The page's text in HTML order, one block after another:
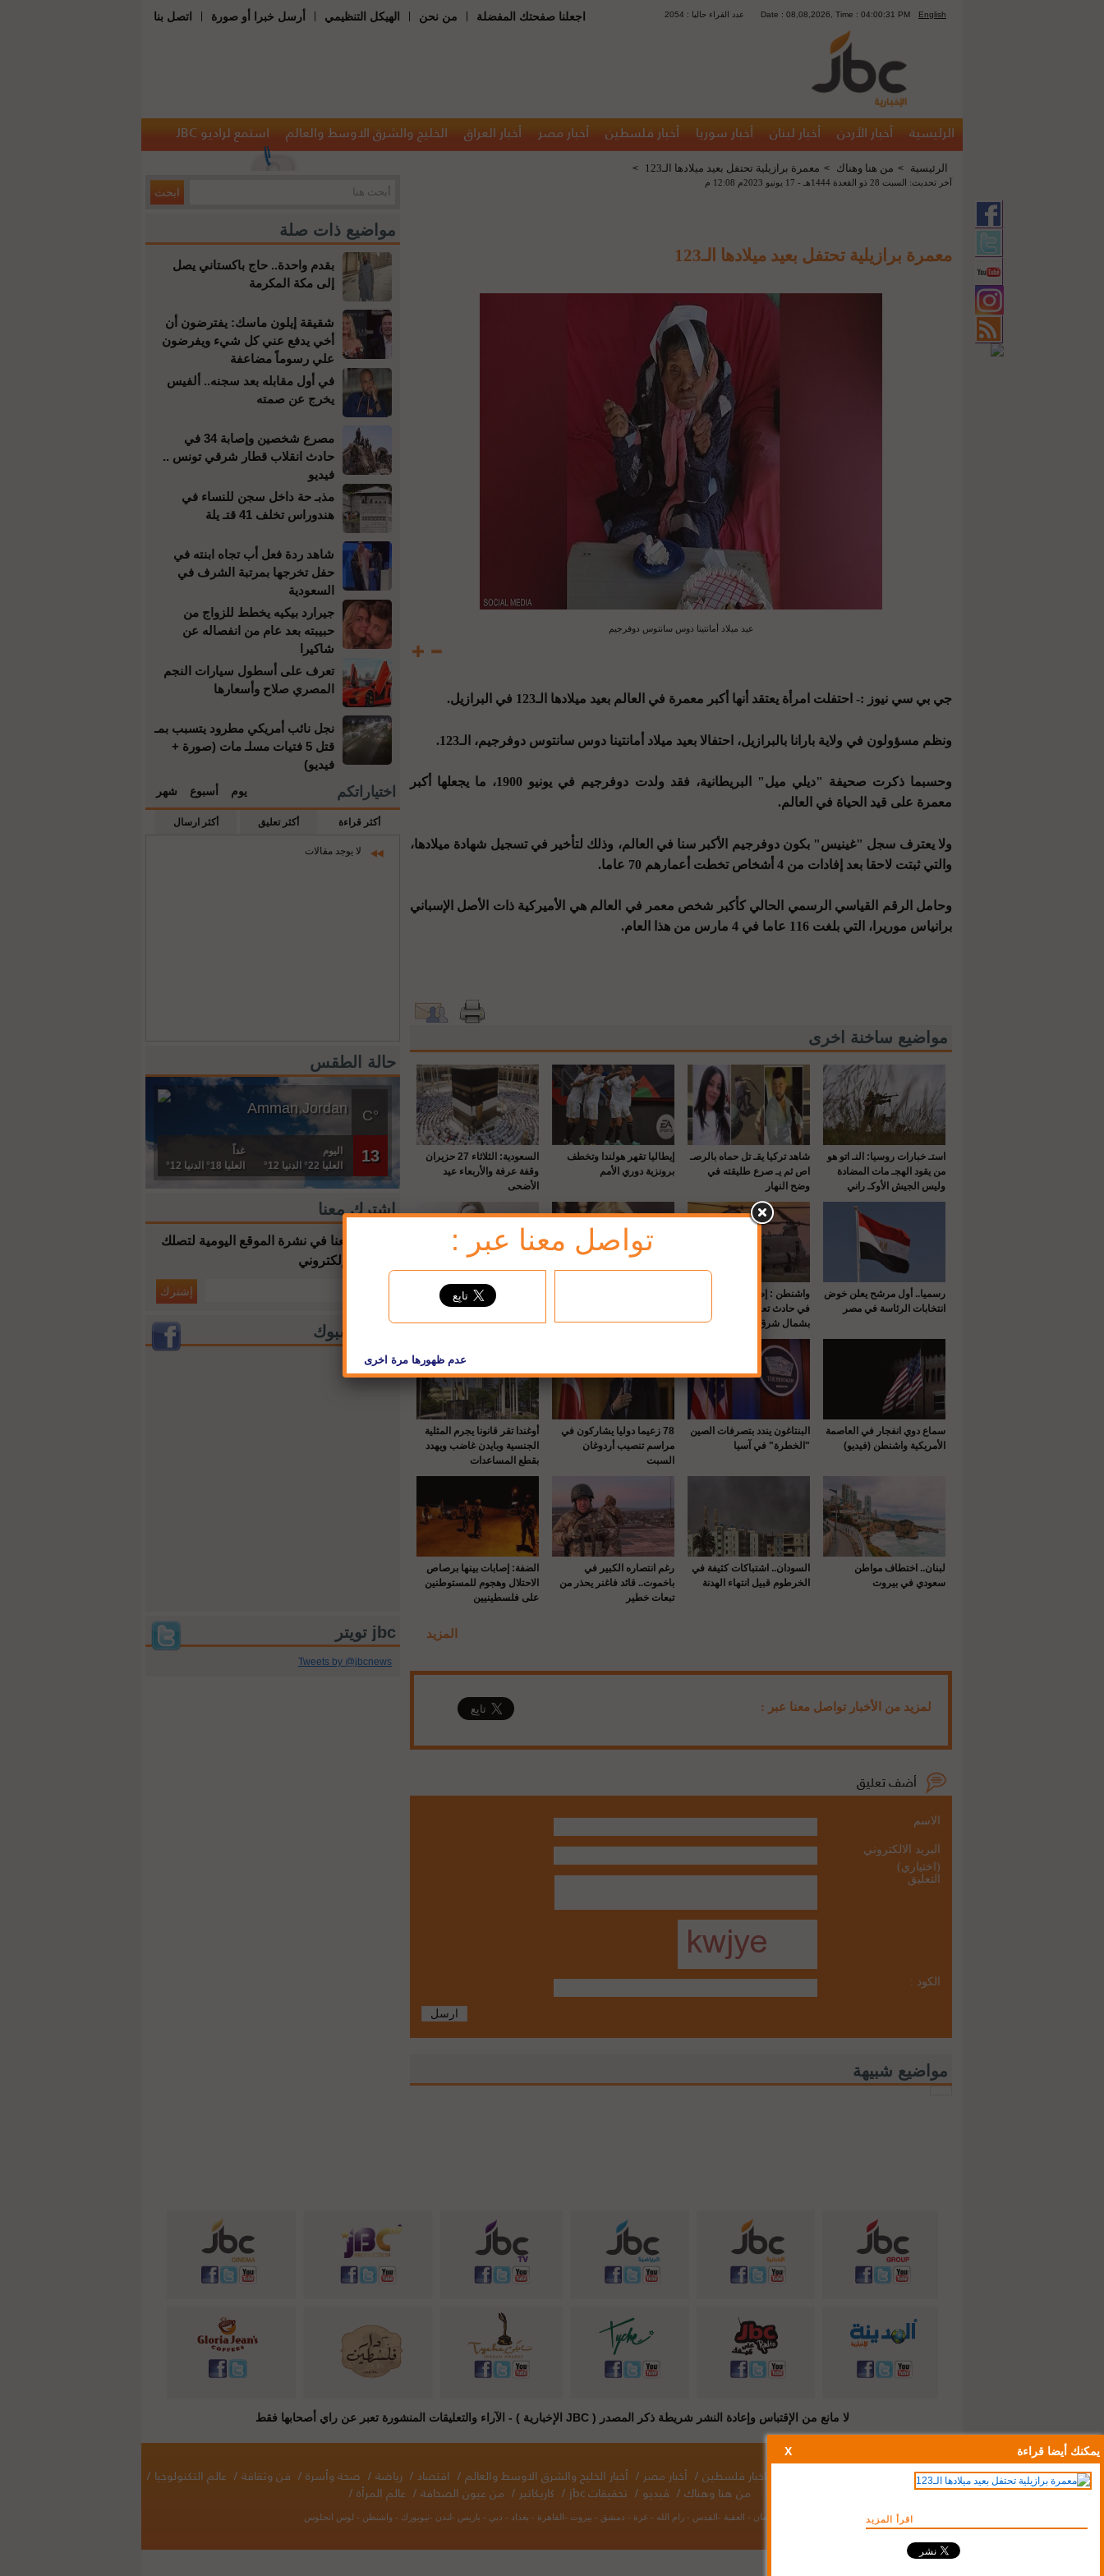
اجعلنا صفحتك المفضلة من نحن الهيكل التنظيمي أرسل خبرا أو صورة اتصل بنا English
Date : 08,08,2026, Time : 04:00:31 PM 2054 : عدد القراء حاليا
الرئيسية أخبار الأردن أخبار لبنان أخبار سوريا أخبار فلسطين أخبار مصر أخبار العراق الخليج والشرق الاوسط والعالم استمع لراديو JBC
مواضيع ذات صلة
بقدم واحدة.. حاج باكستاني يصل
إلى مكة المكرمة
شقيقة إيلون ماسك: يفترضون أن
أخي يدفع عني كل شيء ويفرضون
علي رسوماً مضاعفة
في أول مقابله بعد سجنه.. ألفيس
يخرج عن صمته
مصرع شخصين وإصابة 34 في
حادث انقلاب قطار شرقي تونس ..
فيديو
مذبـ حة داخل سجن للنساء في
هندوراس تخلف 41 قتـ يلة
شاهد ردة فعل أب تجاه ابنته في
حفل تخرجها بمرتبة الشرف في
السعودية
جيرارد بيكيه يخطط للزواج من
حبيبته بعد عام من انفصاله عن
شاكيرا
تعرف على أسطول سيارات النجم
المصري صلاح وأسعارها
نجل نائب أمريكي مطرود يتسبب بمـ
قتل 5 فتيات مسلـ مات (صورة +
فيديو)
اختياراتكم يوم أسبوع شهر
أكثر قراءة أكثر تعليق أكثر ارسال
لا يوجد مقالات
حالة الطقس
°C
Amman,Jordan
13
اليوم
العليا 22° الدنيا 12°
غداً
العليا 18° الدنيا 12°
إشترك معنا
إشترك معنا في نشرة الموقع اليومية لتصلك
لبريدك الإلكتروني
jbc تويتر
Tweets by @jbcnews
الرئيسية > من هنا وهناك > معمرة برازيلية تحتفل بعيد ميلادها الـ123 >
آخر تحديث: السبت 28 ذو القعدة 1444هـ - 17 يونيو 2023م 12:08 م
معمرة برازيلية تحتفل بعيد ميلادها الـ123
عيد ميلاد أمانتينا دوس سانتوس دوفرجيم
جي بي سي نيوز :- احتفلت امرأة يعتقد أنها أكبر معمرة في العالم بعيد ميلادها الـ123 في البرازيل.
ونظم مسؤولون في ولاية بارانا بالبرازيل، احتفالا بعيد ميلاد أمانتينا دوس سانتوس دوفرجيم، الـ123.
وحسبما ذكرت صحيفة "ديلي ميل" البريطانية، فقد ولدت دوفرجيم في يونيو 1900، ما يجعلها أكبر
معمرة على قيد الحياة في العالم.
ولا يعترف سجل "غينيس" بكون دوفرجيم الأكبر سنا في العالم، وذلك لتأخير في تسجيل شهادة ميلادها،
والتي ثبتت لاحقا بعد إفادات من 4 أشخاص تخطت أعمارهم 70 عاما.
وحامل الرقم القياسي الرسمي الحالي كأكبر شخص معمر في العالم هي الأميركية ذات الأصل الإسباني
برانياس موريرا، التي بلغت 116 عاما في 4 مارس من هذا العام.
مواضيع ساخنة اخرى
استـ خبارات روسيا: النـ اتو هو
من يقود الهجـ مات المضادة
وليس الجيش الأوكـ راني
شاهد تركيا يقـ تل حماه بالرصـ
اص ثم يـ صرع طليقته في
وضح النهار
إيطاليا تقهر هولندا وتخطف
برونزية دوري الأمم
السعودية: الثلاثاء 27 حزيران
وقفة عرفة والأربعاء عيد
الأضحى
رسميا.. أول مرشح يعلن خوض
انتخابات الرئاسة في مصر
في حادث تعرضت له هليكوبتر
بشمال شرق سوريا
التجميل!
جديد صاحبة الفيديو المشين
لطفليها.. تورط ابنها وزوجها
الثاني في المصر
سماع دوي انفجار في العاصمة
الأمريكية واشنطن (فيديو)
البنتاغون يندد بتصرفات الصين
"الخطرة" في آسيا
78 زعيما دوليا يشاركون في
مراسم تنصيب أردوغان
السبت
أوغندا تقر قانونا يجرم المثلية
الجنسية وبايدن غاضب ويهدد
بقطع المساعدات
لبنان.. اختطاف مواطن
سعودي في بيروت
السودان.. اشتباكات كثيفة في
الخرطوم قبيل انتهاء الهدنة
رغم انتصاره الكبير في
باخموت.. قائد فاغنر يحذر من
تبعات خطير
الضفة: إصابات بينها برصاص
الاحتلال وهجوم للمستوطنين
على فلسطينيين
المزيد
لمزيد من الأخبار تواصل معنا عبر :
الاسم
البريد الالكتروني
(اختياري)
التعليق
الكود :
مواضيع شبيهة
يمكنك أيضا قراءة X
اقرأ المزيد
لا مانع من الإقتباس وإعادة النشر شريطة ذكر المصدر ( JBC الإخبارية ) - الآراء والتعليقات المنشورة تعبر عن راي أصحابها فقط
أخبار الأردن اخبار فلسطين / أخبار مصر / أخبار الخليج والشرق الاوسط والعالم / اقتصاد / رياضة / صحة وأسرة / فن وثقافة / عالم التكنولوجيا /
من هنا وهناك / ڤيديو / تحقيقات jbc / كاريكاتير / من عيون الصحافة / عالم المرأة /
عمان - العقبة -القدس - رام الله - غزة - دمشق - بيروت -القاهرة - بغداد - دبي - باريس -لندن -نيويورك - واشنطن - لوس انجلوس
تواصل معنا عبر :